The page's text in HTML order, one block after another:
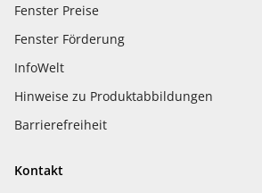
Fenster Preise
Fenster Förderung
InfoWelt
Hinweise zu Produktabbildungen
Barrierefreiheit
Kontakt